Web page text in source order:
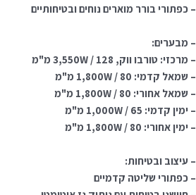
– כפתורי בורר מוארים נוחים ובטיחותיים
– מבערים:
– מרכזי: טורבו ווק, 3,550W / 128 מ"מ
– שמאל קדמי: 1,800W / 80 מ"מ
– שמאל אחורי: 1,800W / 80 מ"מ
– ימין קדמי: 1,000W / 65 מ"מ
– ימין אחורי: 1,800W / 80 מ"מ
– עיצוב ובטיחות:
– כפתורי שליטה קדמיים